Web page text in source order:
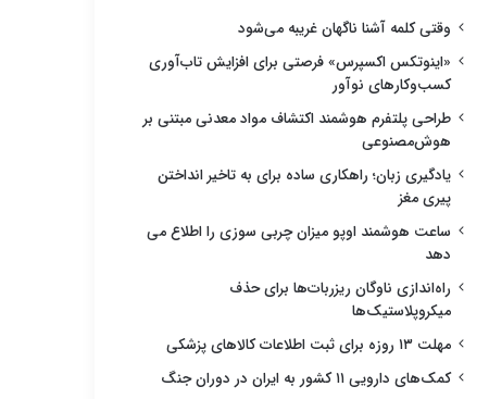
وقتی کلمه آشنا ناگهان غریبه می‌شود
«اینوتکس اکسپرس» فرصتی برای افزایش تاب‌آوری
کسب‌وکارهای نوآور
طراحی پلتفرم هوشمند اکتشاف مواد معدنی مبتنی بر
هوش‌مصنوعی
یادگیری زبان؛ راهکاری ساده برای به تاخیر انداختن
پیری مغز
ساعت هوشمند اوپو میزان چربی سوزی را اطلاع می
دهد
راه‌اندازی ناوگان ریزربات‌ها برای حذف
میکروپلاستیک‌ها
مهلت ۱۳ روزه برای ثبت اطلاعات کالاهای پزشکی
کمک‌های دارویی ۱۱ کشور به ایران در دوران جنگ